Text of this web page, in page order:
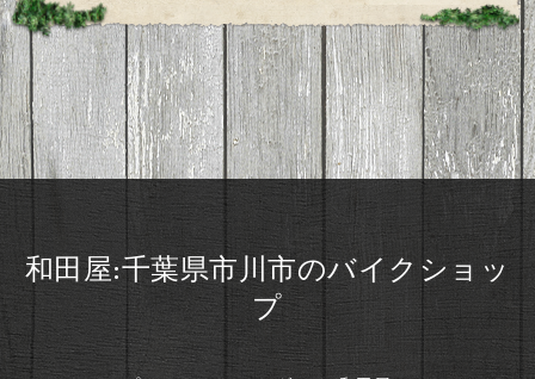
和田屋:千葉県市川市のバイクショッ
プ